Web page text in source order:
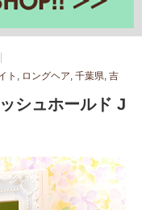
ト , ロングヘア, 千葉県, 吉
シュホールド J